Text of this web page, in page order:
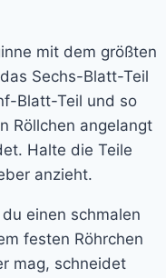
mit dem größten
Sechs-Blatt-Teil
Blatt-Teil und so
Röllchen angelangt
Halte die Teile
anzieht.
einen schmalen
festen Röhrchen
mag, schneidet